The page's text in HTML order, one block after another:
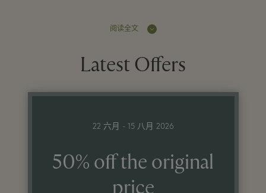
阅读全文
Latest Offers
22 六月 - 15 八月 2026
50% off the original